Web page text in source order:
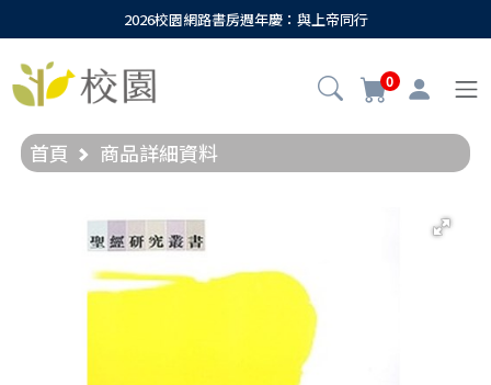
2026校園網路書房週年慶：與上帝同行
0
首頁 商品詳細資料